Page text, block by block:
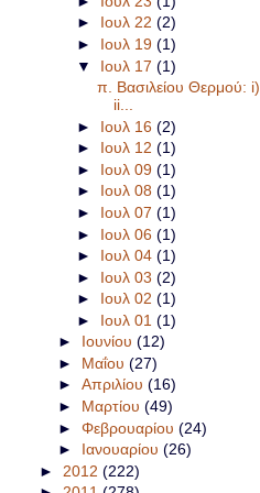
► Ιουλ 22(2)
► Ιουλ 19(1)
▼ Ιουλ 17(1)
π. Βασιλείου
ii...
► Ιουλ 16(2)
► Ιουλ 12(1)
► Ιουλ 09(1)
► Ιουλ 08(1)
► Ιουλ 07(1)
► Ιουλ 06(1)
► Ιουλ 04(1)
► Ιουλ 03(2)
► Ιουλ 02(1)
► Ιουλ 01(1)
► Ιουνίου (12)
► Μαΐου (27)
► Απριλίου (16)
► Μαρτίου (49)
► Φεβρουαρίου (24)
► Ιανουαρίου (26)
► 2012 (222)